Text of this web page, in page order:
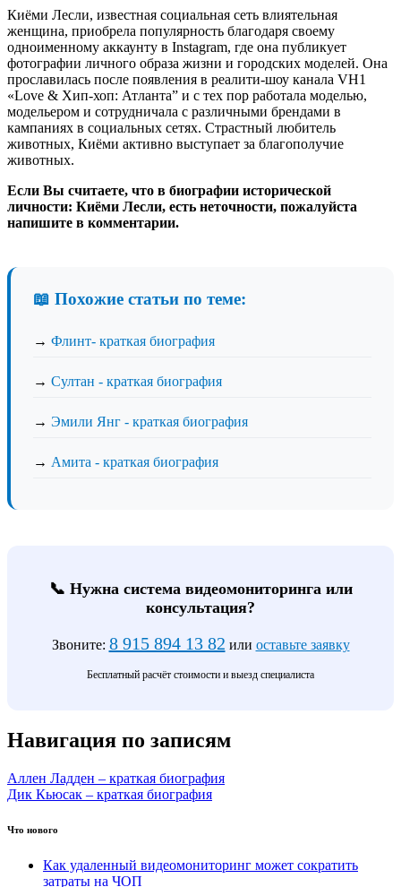
Киёми Лесли, известная социальная сеть влиятельная
женщина, приобрела популярность благодаря своему
одноименному аккаунту в Instagram, где она публикует
фотографии личного образа жизни и городских моделей. Она
прославилась после появления в реалити-шоу канала VH1
«Love & Хип-хоп: Атланта” и с тех пор работала моделью,
модельером и сотрудничала с различными брендами в
кампаниях в социальных сетях. Страстный любитель
животных, Киёми активно выступает за благополучие
животных.
Если Вы считаете, что в биографии исторической
личности: Киёми Лесли, есть неточности, пожалуйста
напишите в комментарии.
📖 Похожие статьи по теме:
→ Флинт- краткая биография
→ Султан - краткая биография
→ Эмили Янг - краткая биография
→ Амита - краткая биография
📞 Нужна система видеомониторинга или
консультация?
Звоните: 8 915 894 13 82 или оставьте заявку
Бесплатный расчёт стоимости и выезд специалиста
Навигация по записям
Аллен Ладден – краткая биография
Дик Кьюсак – краткая биография
Что нового
Как удаленный видеомониторинг может сократить
затраты на ЧОП